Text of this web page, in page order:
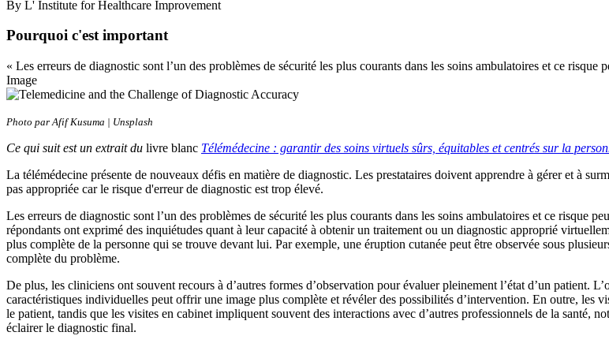
By L' Institute for Healthcare Improvement
Pourquoi c'est important
« Les erreurs de diagnostic sont l’un des problèmes de sécurité les plus courants dans les soins ambulatoires et ce risque
Image
Photo par Afif Kusuma | Unsplash
Ce qui suit est un extrait du livre blanc Télémédecine : garantir des soins virtuels sûrs, équitables et centrés sur la
La télémédecine présente de nouveaux défis en matière de diagnostic. Les prestataires doivent apprendre à gérer et à
pas appropriée car le risque d'erreur de diagnostic est trop élevé.
Les erreurs de diagnostic sont l’un des problèmes de sécurité les plus courants dans les soins ambulatoires et ce risque
répondants ont exprimé des inquiétudes quant à leur capacité à obtenir un traitement ou un diagnostic approprié
plus complète de la personne qui se trouve devant lui. Par exemple, une éruption cutanée peut être observée sous
complète du problème.
De plus, les cliniciens ont souvent recours à d’autres formes d’observation pour évaluer pleinement l’état d’un patient.
caractéristiques individuelles peut offrir une image plus complète et révéler des possibilités d’intervention. En outre, les
le patient, tandis que les visites en cabinet impliquent souvent des interactions avec d’autres professionnels de la santé,
éclairer le diagnostic final.